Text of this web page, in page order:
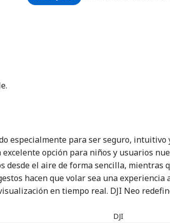
especialmente para ser seguro,
opción para niños y usuarios
desde el aire de forma sencilla,
hacen que volar sea una
en tiempo real. DJI Neo
DJI